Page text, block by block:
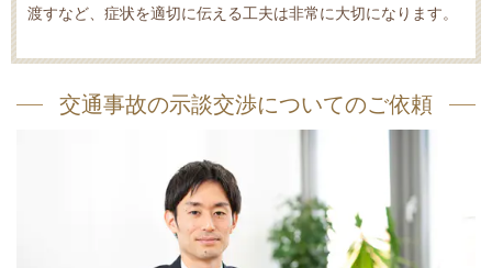
渡すなど、症状を適切に伝える工夫は非常に大切になります。
交通事故の示談交渉についてのご依頼